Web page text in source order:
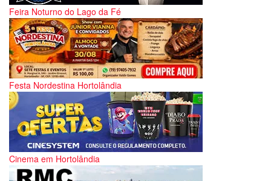
Feira Noturno do Lago da Fé
Festa Nordestina Hortolândia
Cinema em Hortolândia